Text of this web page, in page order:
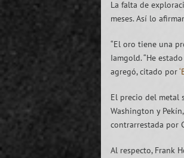
La falta de
meses. Así lo
“El oro tiene una
Iamgold. “He
agregó, citado por
El precio del metal
Washington y
contrarrestada por
Al respecto, Frank